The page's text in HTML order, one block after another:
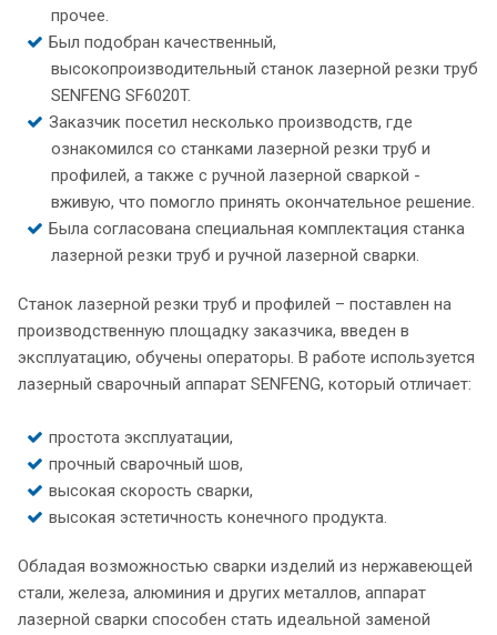
прочее.
Был подобран качественный,
высокопроизводительный станок лазерной резки труб
SENFENG SF6020T.
Заказчик посетил несколько производств, где
ознакомился со станками лазерной резки труб и
профилей, а также с ручной лазерной сваркой -
вживую, что помогло принять окончательное решение.
Была согласована специальная комплектация станка
лазерной резки труб и ручной лазерной сварки.
Станок лазерной резки труб и профилей – поставлен на
производственную площадку заказчика, введен в
эксплуатацию, обучены операторы. В работе используется
лазерный сварочный аппарат SENFENG, который отличает:
простота эксплуатации,
прочный сварочный шов,
высокая скорость сварки,
высокая эстетичность конечного продукта.
Обладая возможностью сварки изделий из нержавеющей
стали, железа, алюминия и других металлов, аппарат
лазерной сварки способен стать идеальной заменой